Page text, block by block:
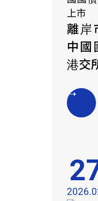
離岸
中國
港交